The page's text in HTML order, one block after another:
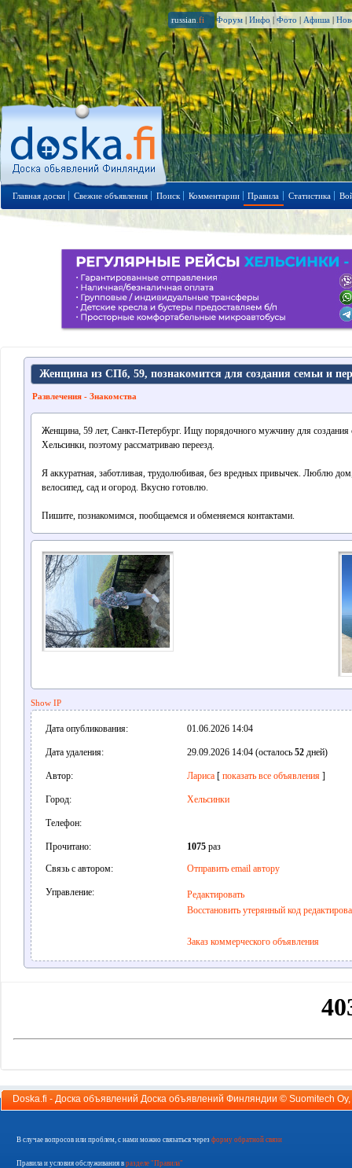
russian .fi Форум | Инфо | Фото | Афиша |
Главная доски Свежие объявления Поиск Комментарии Правила Статистика
Женщина из СПб, 59, познакомится для создания семьи и
Развлечения - Знакомства
Женщина, 59 лет, Санкт-Петербург. Ищу порядочного мужчину для
Хельсинки, поэтому рассматриваю переезд.
Я аккуратная, заботливая, трудолюбивая, без вредных привычек. Люблю
велосипед, сад и огород. Вкусно готовлю.
Пишите, познакомимся, пообщаемся и обменяемся контактами.
Show IP
Дата опубликования: 01.06.2026 14:04
Дата удаления: 29.09.2026 14:04 (осталось 52дней)
Автор: Лариса[ показать все объявления]
Город: Хельсинки
Телефон:
Прочитано: 1075раз
Связь с автором:
Отправить email автору
Управление:
Редактировать
Восстановить утерянный код
Заказ коммерческого объявления
Doska.fi - Доска объявлений Доска объявлений Финляндии © Suomitech Oy
В случае вопросов или проблем, с нами можно связаться через форму обратной связи
Правила и условия обслуживания в разделе "Правила"